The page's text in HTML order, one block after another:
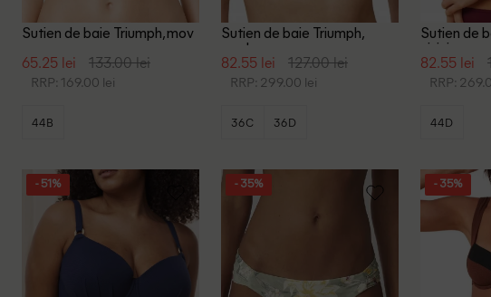
Sutien de baie Triumph, mov
65.25 lei 133.00 lei
RRP: 169.00 lei
44B
Sutien de baie Triumph,
verde
82.55 lei 127.00 lei
RRP: 299.00 lei
36C 36D
Sutien de
82.55 lei
RRP:
44D
- 51% - 35% - 35%